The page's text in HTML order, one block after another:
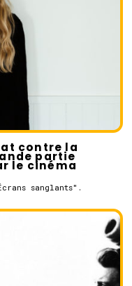
contre la
partie
le cinéma
sanglants".